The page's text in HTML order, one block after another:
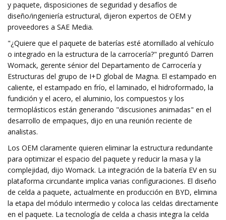
y paquete, disposiciones de seguridad y desafíos de
diseño/ingeniería estructural, dijeron expertos de OEM y
proveedores a SAE Media.
"¿Quiere que el paquete de baterías esté atornillado al vehículo
o integrado en la estructura de la carrocería?" preguntó Darren
Womack, gerente sénior del Departamento de Carrocería y
Estructuras del grupo de I+D global de Magna. El estampado en
caliente, el estampado en frío, el laminado, el hidroformado, la
fundición y el acero, el aluminio, los compuestos y los
termoplásticos están generando "discusiones animadas" en el
desarrollo de empaques, dijo en una reunión reciente de
analistas.
Los OEM claramente quieren eliminar la estructura redundante
para optimizar el espacio del paquete y reducir la masa y la
complejidad, dijo Womack. La integración de la batería EV en su
plataforma circundante implica varias configuraciones. El diseño
de celda a paquete, actualmente en producción en BYD, elimina
la etapa del módulo intermedio y coloca las celdas directamente
en el paquete. La tecnología de celda a chasis integra la celda